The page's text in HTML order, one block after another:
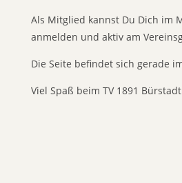
Als Mitglied kannst Du Dich im
anmelden und aktiv am
Die Seite befindet sich gerade
Viel Spaß beim TV 1891 Bürstadt